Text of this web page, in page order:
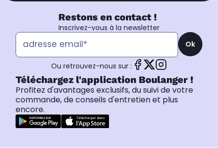
Restons en contact !
Inscrivez-vous à la newsletter
Ok
Ou retrouvez-nous sur :
Téléchargez l'application Boulanger !
Profitez d'avantages exclusifs, du suivi de votre
commande, de conseils d'entretien et plus
encore.